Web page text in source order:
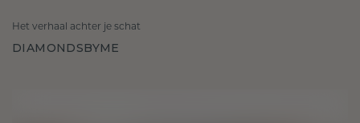
Het verhaal achter je schat
DIAMONDSBYME